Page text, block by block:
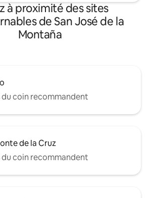
à proximité des sites
de San José de la
Montaña
du coin recommandent
de la Cruz
du coin recommandent